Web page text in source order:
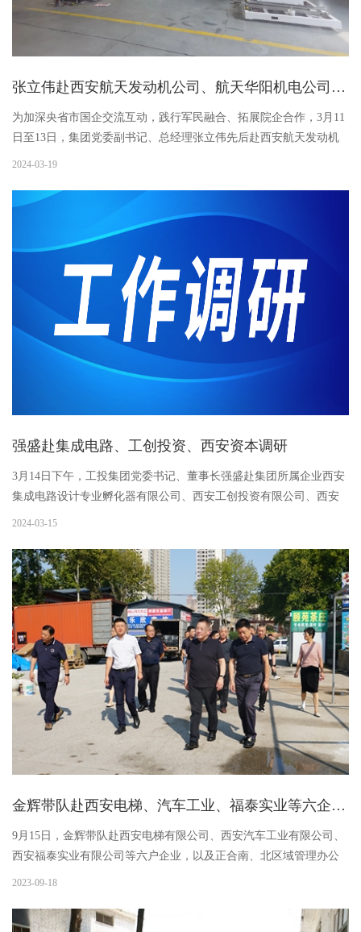
张立伟赴西安航天发动机公司、航天华阳机电公司、陕煤化工技术研究院调研
为加深央省市国企交流互动，践行军民融合、拓展院企合作，3月11
日至13日，集团党委副书记、总经理张立伟先后赴西安航天发动机
运行部...
2024-03-19
强盛赴集成电路、工创投资、西安资本调研
3月14日下午，工投集团党委书记、董事长强盛赴集团所属企业西安
集成电路设计专业孵化器有限公司、西安工创投资有限公司、西安
企业资本服务中心有限公司开展调研，集团财务总监李毅生、工会
同调研...
2024-03-15
金辉带队赴西安电梯、汽车工业、福泰实业等六企两办调研座谈
9月15日，金辉带队赴西安电梯有限公司、西安汽车工业有限公司、
西安福泰实业有限公司等六户企业，以及正合南、北区域管理办公
室调研并座谈，集团副总经理胡治刚，工会主席高斌，人力资源总
研。...
2023-09-18